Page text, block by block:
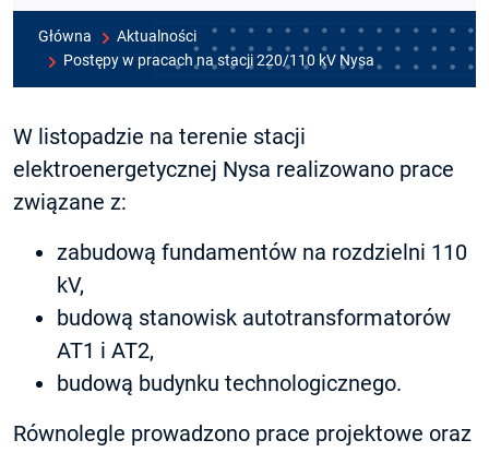
Główna
Aktualności
Postępy w pracach na stacji 220/110 kV Nysa
W listopadzie na terenie stacji
elektroenergetycznej Nysa realizowano prace
związane z:
zabudową fundamentów na rozdzielni 110
kV,
budową stanowisk autotransformatorów
AT1 i AT2,
budową budynku technologicznego.
Równolegle prowadzono prace projektowe oraz